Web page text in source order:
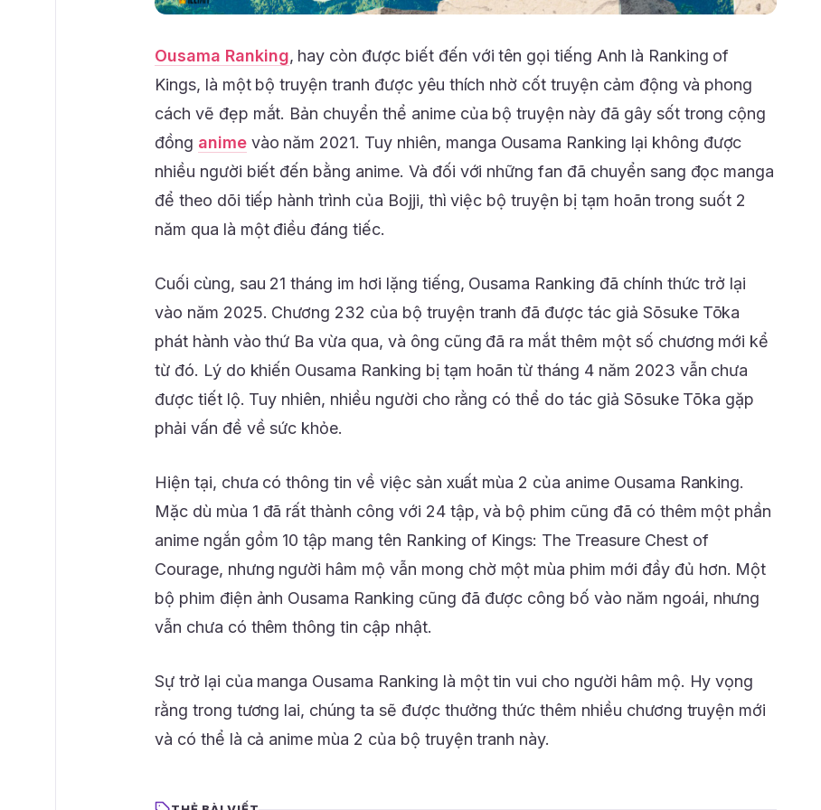
Ousama Ranking, hay còn được biết đến với tên gọi tiếng Anh là Ranking of
Kings, là một bộ truyện tranh được yêu thích nhờ cốt truyện cảm động và phong
cách vẽ đẹp mắt. Bản chuyển thể anime của bộ truyện này đã gây sốt trong cộng
đồng animevào năm 2021. Tuy nhiên, manga Ousama Ranking lại không được
nhiều người biết đến bằng anime. Và đối với những fan đã chuyển sang đọc manga
để theo dõi tiếp hành trình của Bojji, thì việc bộ truyện bị tạm hoãn trong suốt 2
năm qua là một điều đáng tiếc.
Cuối cùng, sau 21 tháng im hơi lặng tiếng, Ousama Ranking đã chính thức trở lại
vào năm 2025. Chương 232 của bộ truyện tranh đã được tác giả Sōsuke Tōka
phát hành vào thứ Ba vừa qua, và ông cũng đã ra mắt thêm một số chương mới kể
từ đó. Lý do khiến Ousama Ranking bị tạm hoãn từ tháng 4 năm 2023 vẫn chưa
được tiết lộ. Tuy nhiên, nhiều người cho rằng có thể do tác giả Sōsuke Tōka gặp
phải vấn đề về sức khỏe.
Hiện tại, chưa có thông tin về việc sản xuất mùa 2 của anime Ousama Ranking.
Mặc dù mùa 1 đã rất thành công với 24 tập, và bộ phim cũng đã có thêm một phần
anime ngắn gồm 10 tập mang tên Ranking of Kings: The Treasure Chest of
Courage, nhưng người hâm mộ vẫn mong chờ một mùa phim mới đầy đủ hơn. Một
bộ phim điện ảnh Ousama Ranking cũng đã được công bố vào năm ngoái, nhưng
vẫn chưa có thêm thông tin cập nhật.
Sự trở lại của manga Ousama Ranking là một tin vui cho người hâm mộ. Hy vọng
rằng trong tương lai, chúng ta sẽ được thưởng thức thêm nhiều chương truyện mới
và có thể là cả anime mùa 2 của bộ truyện tranh này.